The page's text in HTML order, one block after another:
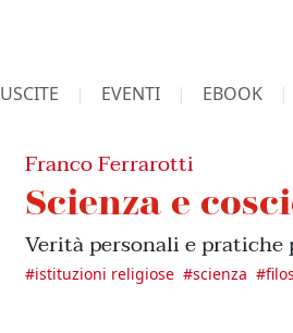
USCITE EVENTI EBOOK
Franco Ferrarotti
Scienza e
Verità personali e pratiche
#istituzioni religiose #scienza #